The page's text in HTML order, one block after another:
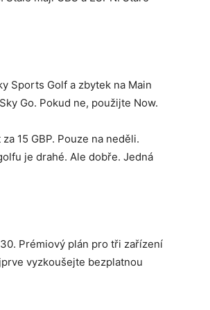
Sports Golf a zbytek na Main
Go. Pokud ne, použijte Now.
15 GBP. Pouze na neděli.
je drahé. Ale dobře. Jedná
Prémiový plán pro tři zařízení
vyzkoušejte bezplatnou